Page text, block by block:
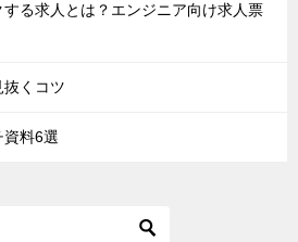
る求人とは？エンジニア向け求人票
くコツ
資料6選